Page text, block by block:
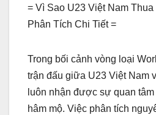
= Vì Sao U23 Việt Nam
Phân Tích Chi Tiết =
Trong bối cảnh vòng loại
trận đấu giữa U23 Việt Nam
luôn nhận được sự quan
hâm mộ. Việc phân tích